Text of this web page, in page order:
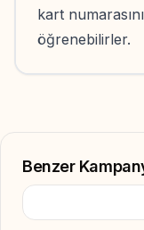
kart
öğrenebilirler.
Benzer